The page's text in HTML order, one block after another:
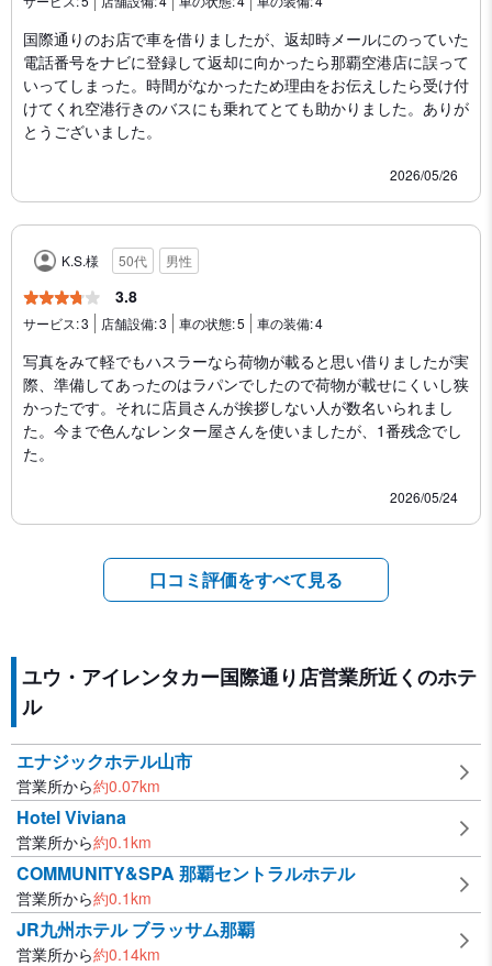
国際通りのお店で車を借りましたが、返却時メールにのっていた
電話番号をナビに登録して返却に向かったら那覇空港店に誤って
いってしまった。時間がなかったため理由をお伝えしたら受け付
けてくれ空港行きのバスにも乗れてとても助かりました。ありが
とうございました。
2026/05/26
K.S.様 50代 男性
3.8
サービス:3 店舗設備:3 車の状態:5 車の装備:4
写真をみて軽でもハスラーなら荷物が載ると思い借りましたが実
際、準備してあったのはラパンでしたので荷物が載せにくいし狭
かったです。それに店員さんが挨拶しない人が数名いられまし
た。今まで色んなレンター屋さんを使いましたが、1番残念でし
た。
2026/05/24
口コミ評価をすべて見る
ユウ・アイレンタカー国際通り店営業所近くのホテ
ル
エナジックホテル山市
営業所から約0.07km
Hotel Viviana
営業所から約0.1km
COMMUNITY&SPA 那覇セントラルホテル
営業所から約0.1km
JR九州ホテル ブラッサム那覇
営業所から約0.14km